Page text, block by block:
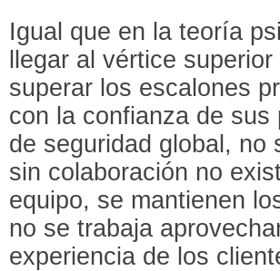
Igual que en la teoría
llegar al vértice
superar los escalones
con la confianza de
de seguridad global, no
sin colaboración no
equipo, se mantienen
no se trabaja
experiencia de los